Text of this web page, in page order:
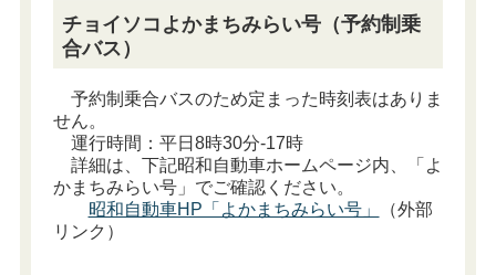
チョイソコよかまちみらい号（予約制乗
合バス）
予約制乗合バスのため定まった時刻表はありま
せん。
運行時間：平日8時30分-17時
詳細は、下記昭和自動車ホームページ内、「よ
かまちみらい号」でご確認ください。
昭和自動車HP「よかまちみらい号」
（外部
リンク）